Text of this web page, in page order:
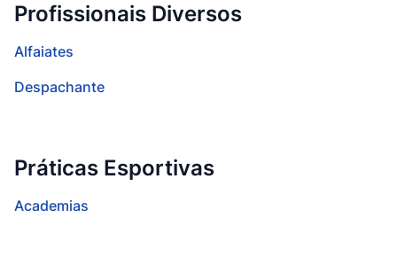
Profissionais Diversos
Alfaiates
Despachante
Práticas Esportivas
Academias